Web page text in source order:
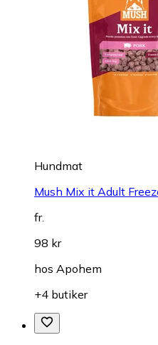
Hundmat
Mush Mix it Adult
fr.
98 kr
hos Apohem
+4 butiker